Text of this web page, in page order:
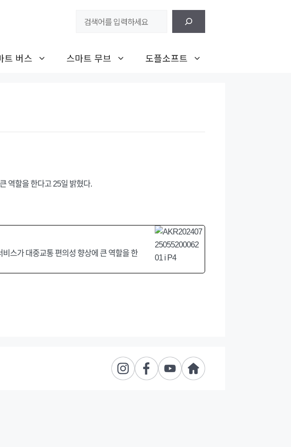
트 버스 스마트 무브 도플소프트
역할을 한다고 25일 밝혔다.
스가 대중교통 편의성 향상에 큰 역할을 한